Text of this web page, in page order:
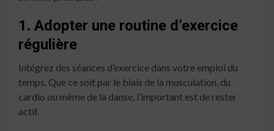
1. Adopter une routine d’exercice
régulière
Intégrez des séances d’exercice dans votre emploi du
temps. Que ce soit par le biais de la musculation, du
cardio ou même de la danse, l’important est de rester
actif.